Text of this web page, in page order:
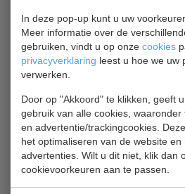
In deze pop-up kunt u uw
Meer informatie over de
gebruiken, vindt u op onze cookies
privacyverklaring leest u hoe we uw
verwerken.
Door op "Akkoord" te klikken, geeft
gebruik van alle cookies,
en advertentie/trackingcookies.
het optimaliseren van de website
advertenties. Wilt u dit niet, klik dan
cookievoorkeuren aan te passen.
€ 1740,00
Saro PS
€ 2710,00